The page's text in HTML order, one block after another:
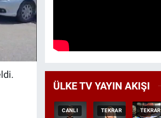
ÜLKE TV YAYIN AKIŞI
CANLI TEKRAR TEKRAR